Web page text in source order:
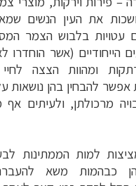
את העין הנשים
עטויות בלבוש הצמר
הייחודיים (אשר הוחדרו
ומהוות הצצה לחיי
אפשר להבחין בהן נושאות
מרכולתן, ולעיתים אף
למות הממתינות
כבהמות משא